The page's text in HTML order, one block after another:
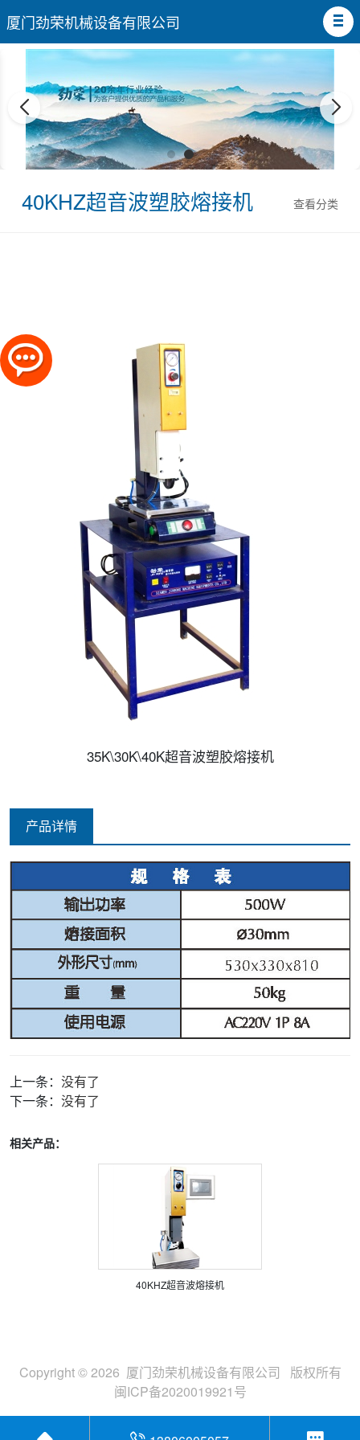
厦门劲荣机械设备有限公司
查看分类
40KHZ超音波塑胶熔接机
35K\30K\40K超音波塑胶熔接机
产品详情
上一条： 没有了
下一条： 没有了
相关产品：
40KHZ超音波熔接机
Copyright © 2026 厦门劲荣机械设备有限公司 版权所有
闽ICP备2020019921号